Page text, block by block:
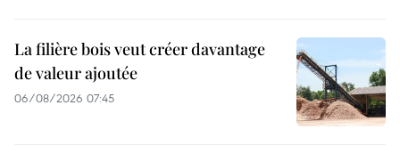
La filière bois veut créer davantage
de valeur ajoutée
06/08/2026 07:45